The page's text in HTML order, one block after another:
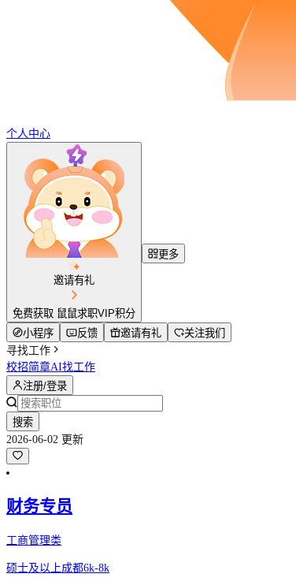
个人中心
邀请有礼
免费获取 鼠鼠求职VIP积分
更多
小程序 反馈 邀请有礼
关注我们
寻找工作
校招简章AI找工作
注册/登录
搜索
2026-06-02 更新
财务专员
工商管理类
硕士及以上成都6k-8k